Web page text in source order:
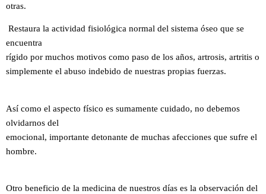
otras.
Restaura la actividad fisiológica normal del sistema óseo que se
encuentra
rígido por muchos motivos como paso de los años, artrosis, artritis o
simplemente el abuso indebido de nuestras propias fuerzas.
Así como el aspecto físico es sumamente cuidado, no debemos
olvidarnos del
emocional, importante detonante de muchas afecciones que sufre el
hombre.
Otro beneficio de la medicina de nuestros días es la observación del